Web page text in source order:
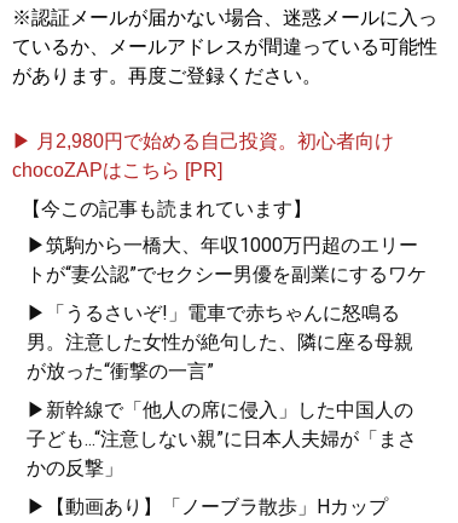
※認証メールが届かない場合、迷惑メールに入っ
ているか、メールアドレスが間違っている可能性
があります。再度ご登録ください。
▶ 月2,980円で始める自己投資。初心者向け
chocoZAPはこちら [PR]
【今この記事も読まれています】
▶筑駒から一橋大、年収1000万円超のエリー
トが“妻公認”でセクシー男優を副業にするワケ
▶「うるさいぞ!」電車で赤ちゃんに怒鳴る
男。注意した女性が絶句した、隣に座る母親
が放った“衝撃の一言”
▶新幹線で「他人の席に侵入」した中国人の
子ども...“注意しない親”に日本人夫婦が「まさ
かの反撃」
▶【動画あり】「ノーブラ散歩」Hカップ